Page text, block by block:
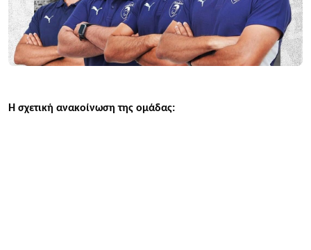
Η σχετική ανακοίνωση της ομάδας: